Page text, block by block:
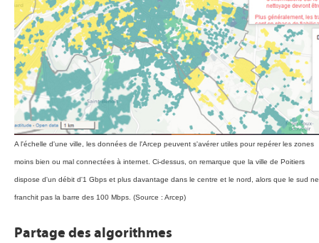
A l'échelle d'une ville, les données de l'Arcep peuvent s'avérer utiles pour repérer les zones
moins bien ou mal connectées à internet. Ci-dessus, on remarque que la ville de Poitiers
dispose d'un débit d'1 Gbps et plus davantage dans le centre et le nord, alors que le sud ne
franchit pas la barre des 100 Mbps. (Source : Arcep)
Partage des algorithmes